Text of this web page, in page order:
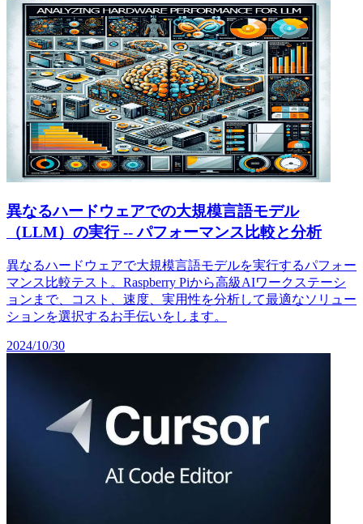
異なるハードウェアでの大規模言語モデル
（LLM）の実行 -- パフォーマンス比較と分析
異なるハードウェアで大規模言語モデルを実行するパフォー
マンス比較テスト。Raspberry Piから高級AIワークステーシ
ョンまで、コスト、速度、実用性を分析して最適なソリュー
ションを選択するお手伝いをします。
2024/10/30